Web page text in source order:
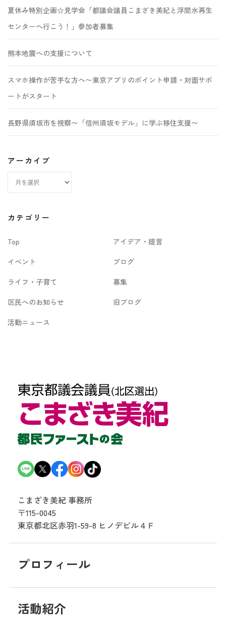
夏休み特別企画☆見学会「都議会議員こまざき美紀と浮間水再生
センターへ行こう！」参加者募集
熊本地震への支援について
スマホ操作が苦手な方へ〜東京アプリのポイント申請・対面サポ
ートがスタート
長野県須坂市を視察〜「信州須坂モデル」に学ぶ移住支援〜
アーカイブ
ブ
カテゴリー
Top
アイデア・提言
イベント
ブログ
ライフ・子育て
募集
区民へのお知らせ
旧ブログ
活動ニュース
こまざき美紀 事務所
〒115-0045
東京都北区赤羽1-59-8 ヒノデビル４Ｆ
プロフィール
活動紹介